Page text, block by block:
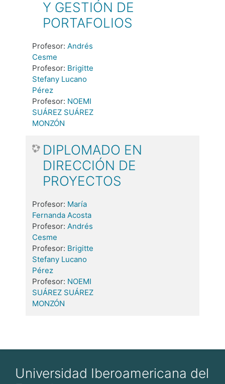
Y GESTIÓN DE
PORTAFOLIOS
Profesor: Andrés
Cesme
Profesor: Brigitte
Stefany Lucano
Pérez
Profesor: NOEMI
SUÁREZ SUÁREZ
MONZÓN
DIPLOMADO EN
DIRECCIÓN DE
PROYECTOS
Profesor: María
Fernanda Acosta
Profesor: Andrés
Cesme
Profesor: Brigitte
Stefany Lucano
Pérez
Profesor: NOEMI
SUÁREZ SUÁREZ
MONZÓN
Universidad Iberoamericana del